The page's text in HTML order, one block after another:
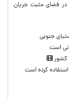
در فضای مثبت جریان
جنوبی
است
کشور